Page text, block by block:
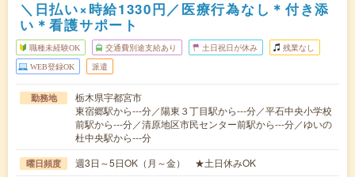
＼日払い×時給1330円／医療行為なし＊付き添
い＊看護サポート
職種未経験OK 交通費別途支給あり 土日祝日が休み 残業なし
WEB登録OK 派遣
勤務地
栃木県宇都宮市
東宿郷駅から---分／陽東３丁目駅から---分／平石中央小学校
前駅から---分／清原地区市民センター前駅から---分／ゆいの
杜中央駅から---分
曜日頻度 週3日～5日OK（月～金） ★土日休みOK